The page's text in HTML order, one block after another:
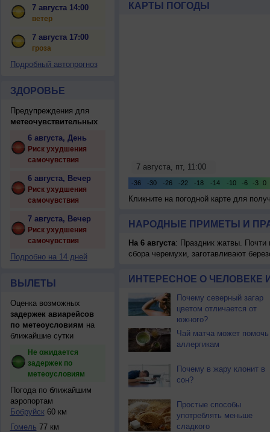
7 августа 14:00
ветер
7 августа 17:00
гроза
Подробный автопрогноз
ЗДОРОВЬЕ
Предупреждения для
метеочувствительных
6 августа, День
Риск ухудшения
самочувствия
6 августа, Вечер
Риск ухудшения
самочувствия
7 августа, Вечер
Риск ухудшения
самочувствия
Подробно на 14 дней
ВЫЛЕТЫ
Оценка возможных
задержек авиарейсов
по метеоусловиям на
ближайшие сутки
Не ожидается
задержек по
метеоусловиям
Погода по ближайшим
аэропортам
Бобруйск60 км
Гомель 77 км
КАРТЫ ПОГОДЫ
Кликните на погодной карте для
НАРОДНЫЕ ПРИМЕТЫ И
На 6 августа: Праздник жатвы. Почти
сбора черемухи, заготавливают
ИНТЕРЕСНОЕ О ЧЕЛОВЕКЕ
Почему северный загар
цветом отличается от
южного?
Чай матча может помочь
аллергикам
Почему в жару клонит в
сон?
Простые способы
употреблять меньше
сладкого